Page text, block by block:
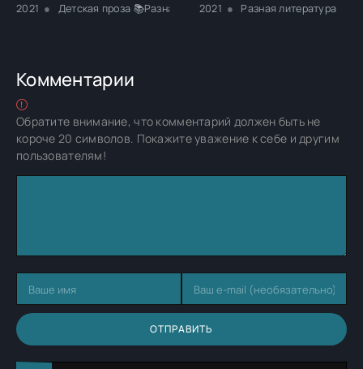
2021 Детская проза 📚Разная литература 📚Сказки
2021 Разная литература
Комментарии
Обратите внимание, что комментарий должен быть не
короче 20 символов. Покажите уважение к себе и другим
пользователям!
ОТПРАВИТЬ